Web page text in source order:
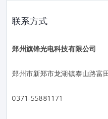
联系方式
郑州旗锋光电科技有限公司
郑州市新郑市龙湖镇泰山路富
0371-55881171